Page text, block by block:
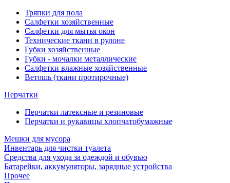
Тряпки для пола
Салфетки хозяйственные
Салфетки для мытья окон
Технические ткани в рулоне
Губки хозяйственные
Губки - мочалки металлические
Салфетки влажные хозяйственные
Ветошь (ткани протирочные)
Перчатки
Перчатки латексные и резиновые
Перчатки и рукавицы хлопчатобумажные
Мешки для мусора
Инвентарь для чистки туалета
Средства для ухода за одеждой и обувью
Батарейки, аккумуляторы, зарядные устройства
Прочее